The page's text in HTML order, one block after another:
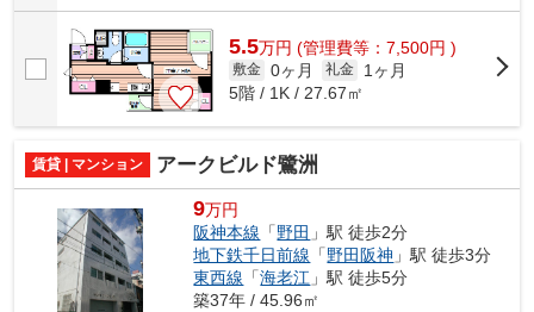
5.5万円 (管理費等：7,500円 )
敷金 0ヶ月 礼金
1ヶ月
5階 / 1K / 27.67㎡
賃貸 | マンション アークビルド鷺洲
9万円
阪神本線 「野田 」駅 徒歩2分
地下鉄千日前線 「野田阪神 」駅 徒歩3分
東西線 「海老江 」駅 徒歩5分
築37年 / 45.96㎡